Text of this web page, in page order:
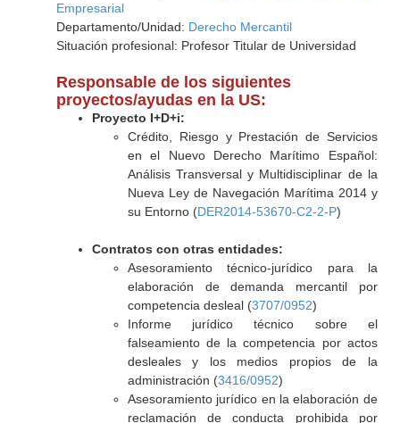
Empresarial
Departamento/Unidad: Derecho Mercantil
Situación profesional: Profesor Titular de Universidad
Responsable de los siguientes
proyectos/ayudas en la US:
Proyecto I+D+i:
Crédito, Riesgo y Prestación de Servicios
en el Nuevo Derecho Marítimo Español:
Análisis Transversal y Multidisciplinar de la
Nueva Ley de Navegación Marítima 2014 y
su Entorno (DER2014-53670-C2-2-P)
Contratos con otras entidades:
Asesoramiento técnico-jurídico para la
elaboración de demanda mercantil por
competencia desleal (3707/0952)
Informe jurídico técnico sobre el
falseamiento de la competencia por actos
desleales y los medios propios de la
administración (3416/0952)
Asesoramiento jurídico en la elaboración de
reclamación de conducta prohibida por